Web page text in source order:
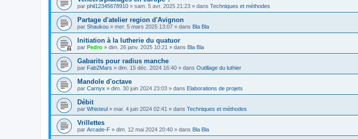
par phil12345678910 » sam. 5 avr. 2025 21:23 » dans Techniques et méthodes
Partage d'atelier region d'Avignon
par Shaukou » mer. 5 mars 2025 13:07 » dans Bla Bla
Initiation à la lutherie du quatuor
par Pedro » dim. 26 janv. 2025 10:21 » dans Bla Bla
Gabarits pour radius manche
par Fab2Mars » dim. 15 déc. 2024 16:40 » dans Outillage du luthier
Mandole d'octave
par Carnyx » dim. 30 juin 2024 23:03 » dans Elaborations de projets
Débit
par Whisteul » mar. 4 juin 2024 02:41 » dans Techniques et méthodes
Vrillettes
par Arcade-F » dim. 12 mai 2024 20:40 » dans Bla Bla